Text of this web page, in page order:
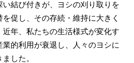
結び付きが、ヨシの刈り取りを
促し、その存続・維持に大きく
年、私たちの生活様式が変化す
業的利用が衰退し、人々のヨシに
した。